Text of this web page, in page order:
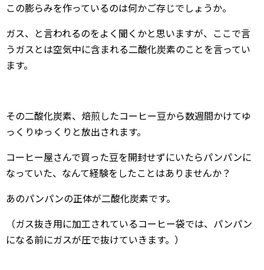
この膨らみを作っているのは何かご存じでしょうか。
ガス、と言われるのをよく聞くかと思いますが、ここで言
うガスとは空気中に含まれる二酸化炭素のことを言ってい
ます。
その二酸化炭素、焙煎したコーヒー豆から数週間かけてゆ
っくりゆっくりと放出されます。
コーヒー屋さんで買った豆を開封せずにいたらパンパンに
なっていた、なんて経験をしたことはありませんか？
あのパンパンの正体が二酸化炭素です。
（ガス抜き用に加工されているコーヒー袋では、パンパン
になる前にガスが圧で抜けていきます。）